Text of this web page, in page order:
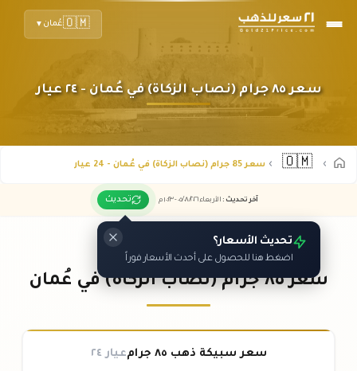
🇴🇲عُمان ▼
سعر ٨٥ جرام (نصاب الزكاة) في عُمان - ٢٤ عيار
🇴🇲 سعر 85 جرام (نصاب الزكاة) في عُمان - 24 عيار
آخر تحديث : الأربعاء ٠٥ /٠٨/٢٠٢٦ - ١٠:٢٣م تحديث
تحديث الأسعار؟
اضغط هنا للحصول على أحدث الأسعار فوراً
سعر ٨٥ جرام (نصاب الزكاة) في عُمان
سعر سبيكة ذهب ٨٥ جرام عيار ٢٤